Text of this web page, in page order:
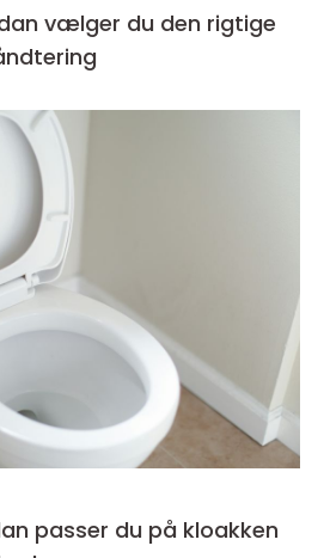
vælger du den rigtige
passer du på kloakken